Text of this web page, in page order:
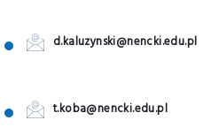
d.kaluzynski@nencki.edu.pl
t.koba@nencki.edu.pl